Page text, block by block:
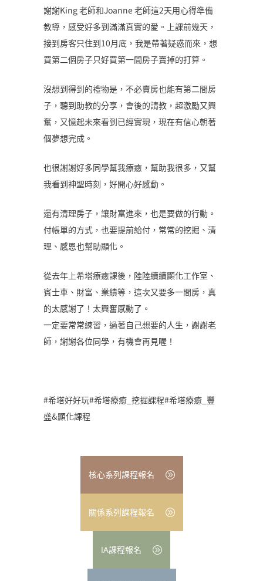
謝謝King 老師和Joanne 老師這2天用心得準備
教導，感受好多到滿滿真實的愛。上課前幾天，
接到房客只住到10月底，我是帶著疑惑而來，想
買第二個房子只好買第一間房子賣掉的打算。
沒想到得到的禮物是，不必賣房也能有第二間房
子，聽到助教的分享，會後的請教，超激勵又興
奮，又憶起未來看到已經實現，現在有信心朝著
個夢想完成。
也很謝謝好多同學幫我療癒，幫助我很多，又幫
我看到神聖時刻，好開心好感動。
還有清理房子，讓財富進來，也是要做的行動。
付帳單的方式，也要提前給付，常常的挖掘、清
理、感恩也幫助顯化。
從去年上希塔療癒課後，陸陸續續顯化工作室、
賓士車、財富、業績等，這次又要多一間房，真
的太感謝了！太興奮感動了。
一定要常常練習，過著自己想要的人生，謝謝老
師，謝謝各位同學，有機會再見喔！
#希塔好好玩#希塔療癒_挖掘課程#希塔療癒_豐
盛&顯化課程
核心系列課程報名
關係系列課程報名
IA課程報名